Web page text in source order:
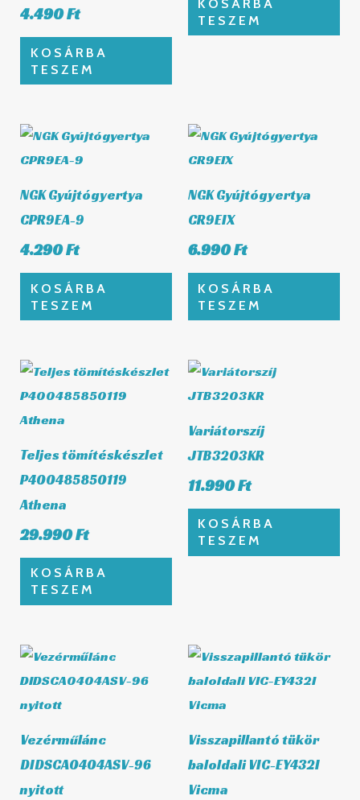
4.490Ft
KOSÁRBA
TESZEM
TESZEM
NGK Gyújtógyertya
CPR9EA-9
4.290Ft
KOSÁRBA
TESZEM
NGK Gyújtógyertya
CR9EIX
6.990Ft
KOSÁRBA
TESZEM
Teljes tömítéskészlet
P400485850119
Athena
29.990Ft
KOSÁRBA
TESZEM
Variátorszíj
JTB3203KR
11.990Ft
KOSÁRBA
TESZEM
Vezérműlánc
DIDSCA0404ASV-96
nyitott
Visszapillantó tükör
baloldali VIC-EY432I
Vicma